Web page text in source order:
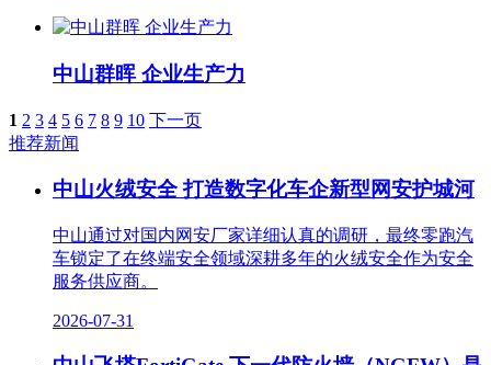
中山群晖 企业生产力
1 2 3 4 5 6 7 8 9 10 下一页
推荐新闻
中山火绒安全 打造数字化车企新型网安护城河
中山通过对国内网安厂家详细认真的调研，最终零跑汽
车锁定了在终端安全领域深耕多年的火绒安全作为安全
服务供应商。
2026-07-31